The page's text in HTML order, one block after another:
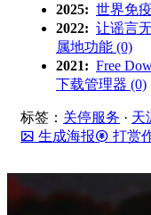
2025: 世界免
2022: 让谣言
属地功能 (0)
2021: Free
下载管理器 (0)
标签： 关停服务 · 天
生成海报
打赏